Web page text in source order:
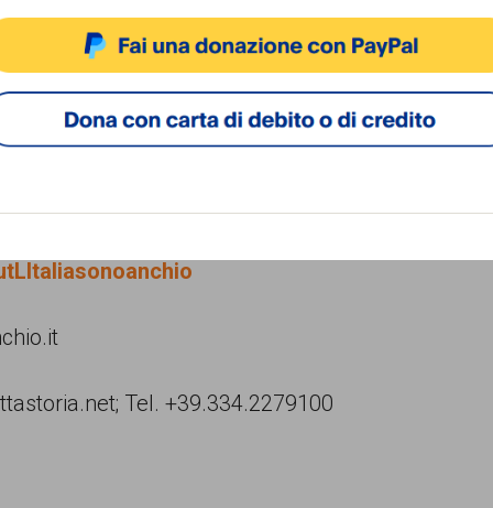
ACCETTA NEGA VISUALIZZA LE
legge sulla cittadinanza, mentre le
per i residenti di origine straniera.
le fasi del progetto e l’appuntamento per
Tel. +39.334.2279100